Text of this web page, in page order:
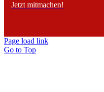
Jetzt mitmachen!
Page load link
Go to Top